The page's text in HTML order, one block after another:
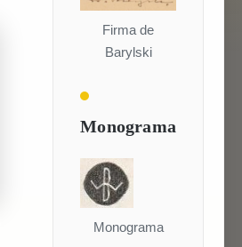
Firma de
Barylski
Monograma
Monograma